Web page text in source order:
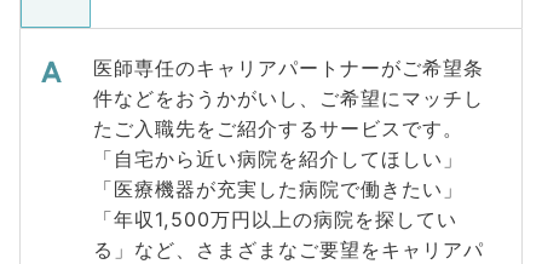
医師専任のキャリアパートナーがご希望条
件などをおうかがいし、ご希望にマッチし
たご入職先をご紹介するサービスです。
「自宅から近い病院を紹介してほしい」
「医療機器が充実した病院で働きたい」
「年収1,500万円以上の病院を探してい
る」など、さまざまなご要望をキャリアパ